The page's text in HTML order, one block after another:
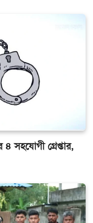
৪ সহযোগী গ্রেপ্তার,